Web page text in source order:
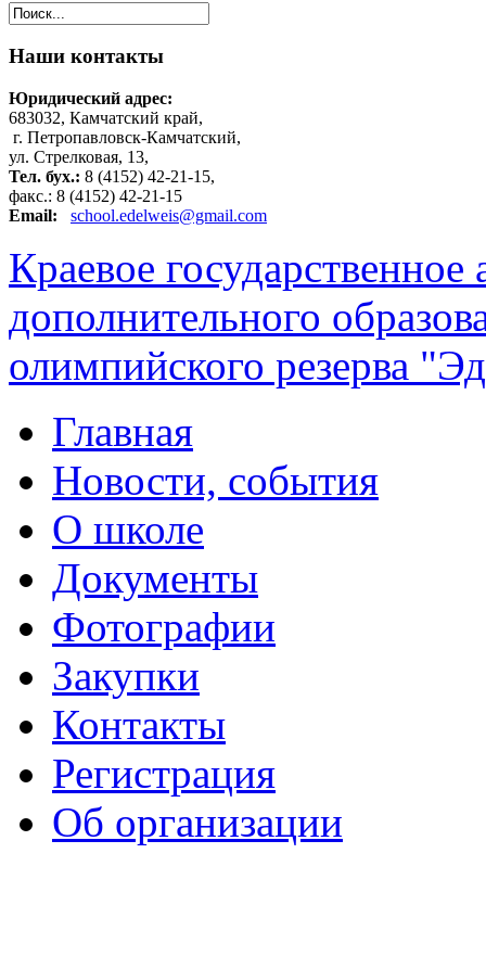
Наши контакты
Юридический адрес:
683032, Камчатский край,
г. Петропавловск-Камчатский,
ул. Стрелковая, 13,
Тел. бух.: 8 (4152) 42-21-15,
факс.: 8 (4152) 42-21-15
Email:
school.edelweis@gmail.com
Краевое
дополнительного
олимпийского резерва
Главная
Новости, события
О школе
Документы
Фотографии
Закупки
Контакты
Регистрация
Об организации